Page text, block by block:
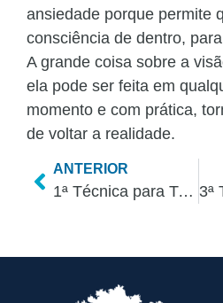
ansiedade porque permite
consciência de dentro,
A grande coisa sobre a
ela pode ser feita em
momento e com prática,
de voltar a realidade.
ANTERIOR
1ª Técnica para Tratar Ansiedade – ESTIMULAÇÃO LATERAL